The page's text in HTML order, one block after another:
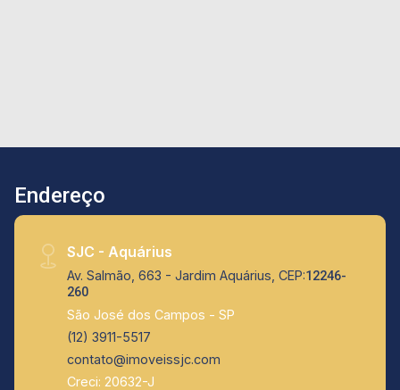
Endereço
SJC - Aquárius
Av. Salmão, 663 - Jardim Aquárius, CEP:12246-
260
São José dos Campos - SP
(12) 3911-5517
contato@imoveissjc.com
Creci: 20632-J